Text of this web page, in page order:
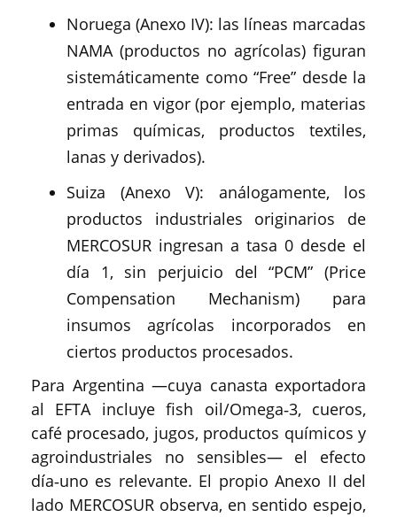
Noruega (Anexo IV): las líneas marcadas
NAMA (productos no agrícolas) figuran
sistemáticamente como “Free” desde la
entrada en vigor (por ejemplo, materias
primas químicas, productos textiles,
lanas y derivados).
Suiza (Anexo V): análogamente, los
productos industriales originarios de
MERCOSUR ingresan a tasa 0 desde el
día 1, sin perjuicio del “PCM” (Price
Compensation Mechanism) para
insumos agrícolas incorporados en
ciertos productos procesados.
Para Argentina —cuya canasta exportadora
al EFTA incluye fish oil/Omega‑3, cueros,
café procesado, jugos, productos químicos y
agroindustriales no sensibles— el efecto
día‑uno es relevante. El propio Anexo II del
lado MERCOSUR observa, en sentido espejo,